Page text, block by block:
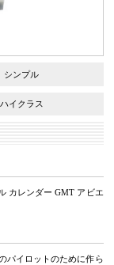
シンプル
ハイクラス
カレンダー GMT アビエ
パイロットのために作ら